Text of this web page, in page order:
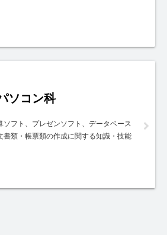
ソコン科
ソフト、プレゼンソフト、データベース
書類・帳票類の作成に関する知識・技能